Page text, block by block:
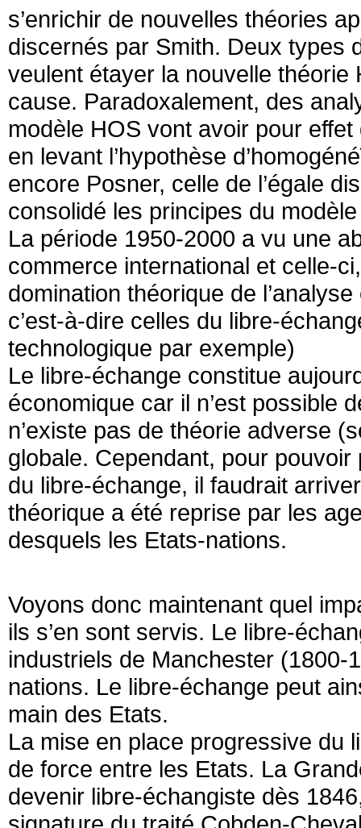
s’enrichir de nouvelles théories
discernés par Smith. Deux types
veulent étayer la nouvelle
cause. Paradoxalement, des
modèle HOS vont avoir pour
en levant l’hypothèse
encore Posner, celle de l’égale
consolidé les principes du
La période 1950-2000 a vu une
commerce international et celle-
domination théorique de
c’est-à-dire celles du libre-
technologique par exemple)
Le libre-échange constitue
économique car il n’est possible
n’existe pas de théorie adverse
globale. Cependant, pour
du libre-échange, il faudrait
théorique a été reprise par les
desquels les Etats-nations.
Voyons donc maintenant quel
ils s’en sont servis. Le libre-
industriels de Manchester
nations. Le libre-échange peut
main des Etats.
La mise en place progressive du
de force entre les Etats. La
devenir libre-échangiste dès